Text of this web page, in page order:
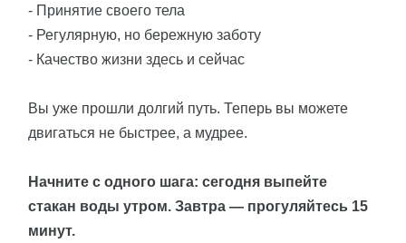
- Принятие своего тела
- Регулярную, но бережную заботу
- Качество жизни здесь и сейчас
Вы уже прошли долгий путь. Теперь вы можете
двигаться не быстрее, а мудрее.
Начните с одного шага: сегодня выпейте
стакан воды утром. Завтра — прогуляйтесь 15
минут.